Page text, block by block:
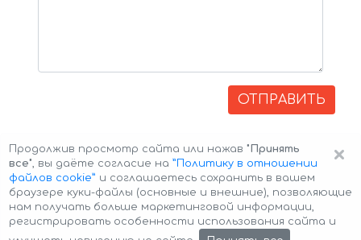
ОТПРАВИТЬ
×
Продолжив просмотр сайта или нажав "Принять
все", вы даёте согласие на ”Политику в отношении
файлов cookie” и соглашаетесь сохранить в вашем
браузере куки-файлы (основные и внешние), позволяющие
нам получать больше маркетинговой информации,
регистрировать особенности использования сайта и